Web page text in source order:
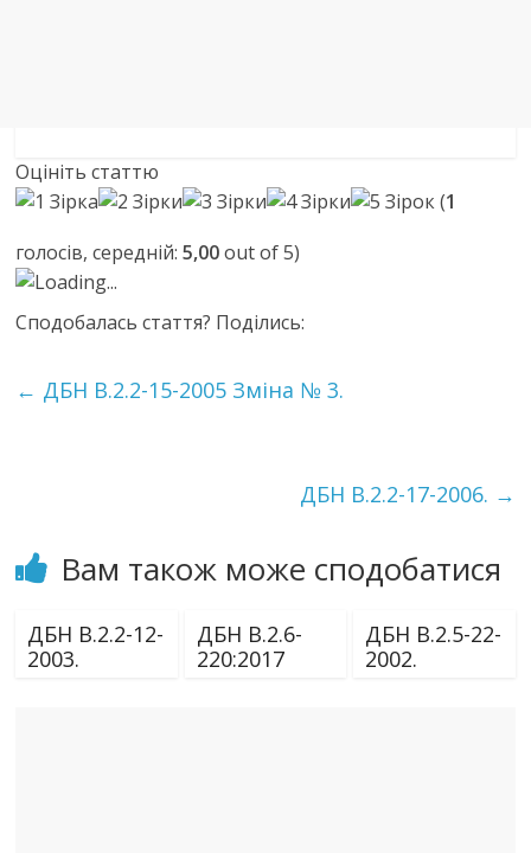
Оцініть статтю
(1
голосів, середній:5,00out of 5)
Loading...
Сподобалась стаття? Поділись:
← ДБН В.2.2-15-2005 Зміна № 3.
ДБН В.2.2-17-2006. →
Вам також може сподобатися
ДБН В.2.2-12-
2003.
ДБН В.2.6-
220:2017
ДБН В.2.5-22-
2002.